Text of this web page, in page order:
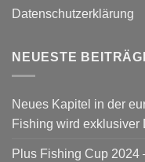
Datenschutzerklärung
NEUESTE
Neues Kapitel in der
Fishing wird exklusiver
Plus Fishing Cup 2024